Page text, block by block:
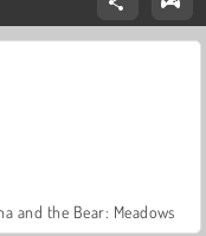
and the Bear: Meadows